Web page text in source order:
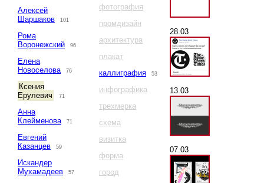
Алексей
Шаршаков
101
Рома
Воронежский
96
Елена
Новоселова
76
Ксения
Ерулевич
71
Анна
Клейменова
71
Евгений
Казанцев
59
Искандер
Мухамадеев
57
фотография
промдизайн
архитектура
плакат
каллиграфия
53
инфографика
трехмерка
схема
визитка
форма
город
28.03
13.03
07.03